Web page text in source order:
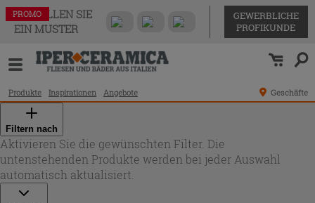
BESTELLEN SIE
EIN MUSTER
GEWERBLICHE
PROFIKUNDE
Produkte Inspirationen Angebote Geschäfte
Filtern nach
Aktivieren Sie die gewünschten Filter. Die
untenstehenden Produkte werden bei jeder Auswahl
automatisch aktualisiert.
PROMO
PROMO
PROMO
PROMO